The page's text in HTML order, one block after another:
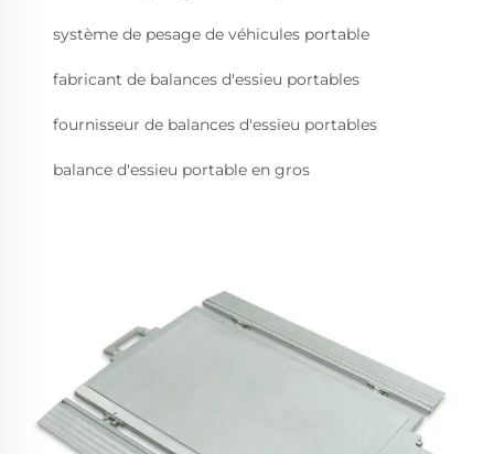
système de pesage de véhicules portable
fabricant de balances d'essieu portables
fournisseur de balances d'essieu portables
balance d'essieu portable en gros